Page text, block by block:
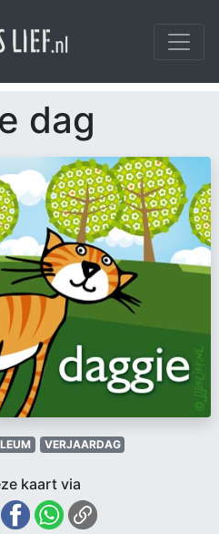
dag
VERJAARDAG
kaart via